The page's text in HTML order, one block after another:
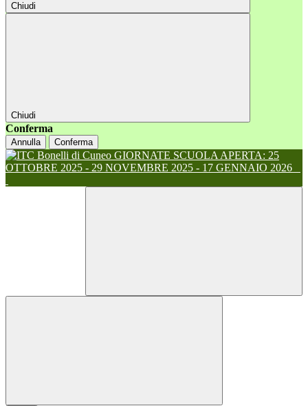
Chiudi
Chiudi
Conferma
Annulla Conferma
GIORNATE SCUOLA APERTA: 25
OTTOBRE 2025 - 29 NOVEMBRE 2025 - 17 GENNAIO 2026